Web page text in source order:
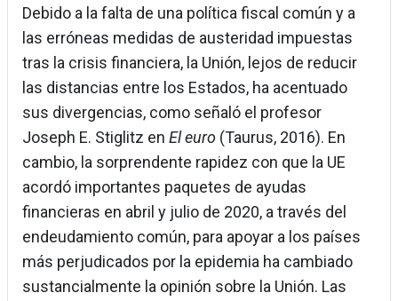
Debido a la falta de una política fiscal común y a
las erróneas medidas de austeridad impuestas
tras la crisis financiera, la Unión, lejos de reducir
las distancias entre los Estados, ha acentuado
sus divergencias, como señaló el profesor
Joseph E. Stiglitz en El euro (Taurus, 2016). En
cambio, la sorprendente rapidez con que la UE
acordó importantes paquetes de ayudas
financieras en abril y julio de 2020, a través del
endeudamiento común, para apoyar a los países
más perjudicados por la epidemia ha cambiado
sustancialmente la opinión sobre la Unión. Las